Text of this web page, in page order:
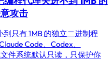
攻击
只有 1MB 的独立二进制程
Code、Codex、
件系统默认只读，只保护你